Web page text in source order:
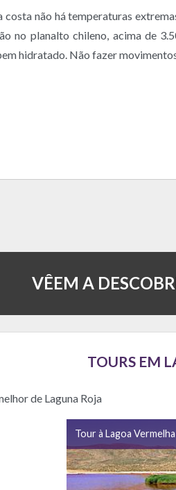
não há temperaturas
no planalto chileno, acima de
hidratado. Não fazer
VÊEM A
TOURS EM
de Laguna Roja
Tour à Lagoa